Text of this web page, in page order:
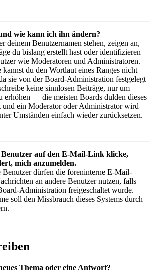
wie kann ich ihn ändern?
deinem Benutzernamen stehen, zeigen an,
du bislang erstellt hast oder identifizieren
wie Moderatoren und Administratoren.
kannst du den Wortlaut eines Ranges nicht
sie von der Board-Administration festgelegt
keine sinnlosen Beiträge, nur um
erhöhen — die meisten Boards dulden dieses
und ein Moderator oder Administrator wird
Umständen einfach wieder zurücksetzen.
Benutzer auf den E-Mail-Link klicke,
mich anzumelden.
Benutzer dürfen die foreninterne E-Mail-
an andere Benutzer nutzen, falls
Administration freigeschaltet wurde.
soll den Missbrauch dieses Systems durch
Thema oder eine Antwort?